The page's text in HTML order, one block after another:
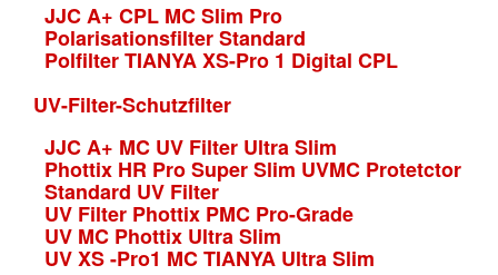
JJC A+ CPL MC Slim Pro
Polarisationsfilter Standard
Polfilter TIANYA XS-Pro 1 Digital CPL
UV-Filter-Schutzfilter
JJC A+ MC UV Filter Ultra Slim
Phottix HR Pro Super Slim UVMC Protetctor
Standard UV Filter
UV Filter Phottix PMC Pro-Grade
UV MC Phottix Ultra Slim
UV XS -Pro1 MC TIANYA Ultra Slim